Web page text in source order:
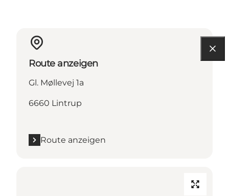
Route anzeigen
Gl. Møllevej 1a
6660 Lintrup
Route anzeigen